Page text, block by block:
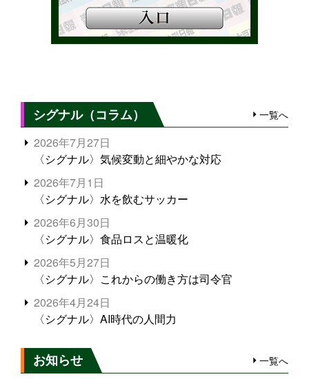
シグナル（コラム） 一覧へ
2026年7月27日
〈シグナル〉気候変動と細やかな対応
2026年7月1日
〈シグナル〉水を飲むサッカー
2026年6月30日
〈シグナル〉食品ロスと温暖化
2026年5月27日
〈シグナル〉これからの働き方は司令官
2026年4月24日
〈シグナル〉AI時代の人間力
お知らせ 一覧へ